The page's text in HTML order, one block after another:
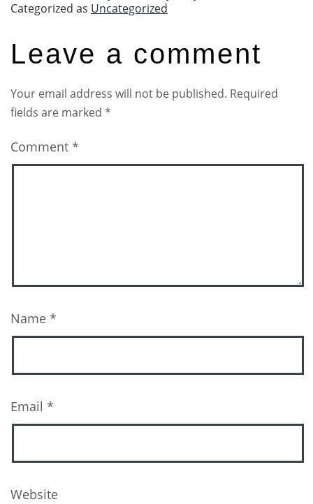
Categorized as Uncategorized
Leave a comment
Your email address will not be published. Required
fields are marked *
Comment *
Name *
Email *
Website